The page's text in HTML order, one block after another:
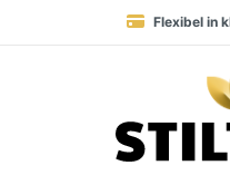
Flexibel in
Blitzversand in 1-2
Dauerhaft
SSL-